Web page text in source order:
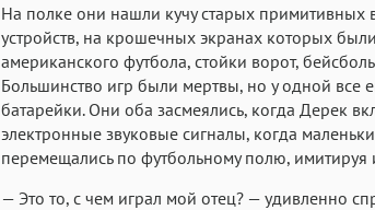
На полке они нашли кучу старых примитивных
устройств, на крошечных экранах которых
американского футбола, стойки ворот,
Большинство игр были мертвы, но у одной все
батарейки. Они оба засмеялись, когда Дерек
электронные звуковые сигналы, когда
перемещались по футбольному полю, имитируя
— Это то, с чем играл мой отец? — удивленно